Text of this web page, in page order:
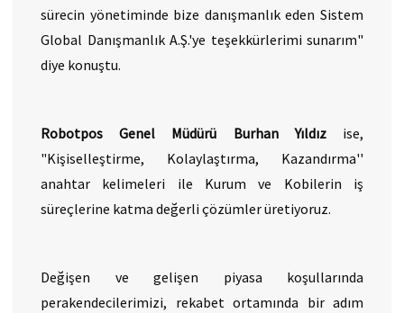
sürecin yönetiminde bize danışmanlık eden Sistem
Global Danışmanlık A.Ş.'ye teşekkürlerimi sunarım"
diye konuştu.
Robotpos Genel Müdürü Burhan Yıldızise,
"Kişiselleştirme, Kolaylaştırma, Kazandırma''
anahtar kelimeleri ile Kurum ve Kobilerin iş
süreçlerine katma değerli çözümler üretiyoruz.
Değişen ve gelişen piyasa koşullarında
perakendecilerimizi, rekabet ortamında bir adım